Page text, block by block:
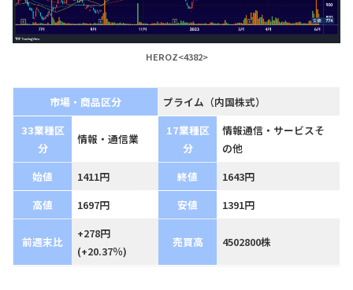
HEROZ<4382>
市場・商品区分
プライム（内国株式）
33業種区
分
情報・通信業
17業種区
分
情報通信・サービスそ
の他
始値
1411円 終値
1643円
高値
1697円 安値 1391円
前週末比
+278円
(+20.37％)
売買高 4502800株